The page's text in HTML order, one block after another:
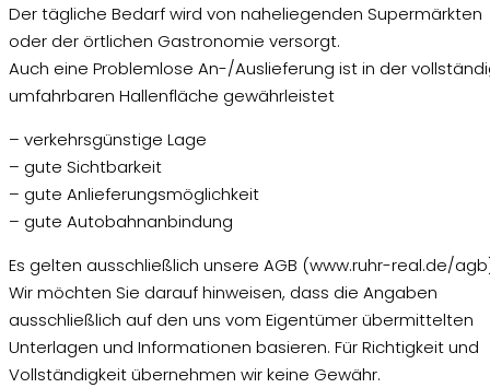
Der tägliche Bedarf wird von naheliegenden Supermärkten
oder der örtlichen Gastronomie versorgt.
Auch eine Problemlose An-/Auslieferung ist in der
umfahrbaren Hallenfläche gewährleistet
– verkehrsgünstige Lage
– gute Sichtbarkeit
– gute Anlieferungsmöglichkeit
– gute Autobahnanbindung
Es gelten ausschließlich unsere AGB (www.ruhr-real.de/
Wir möchten Sie darauf hinweisen, dass die Angaben
ausschließlich auf den uns vom Eigentümer übermittelten
Unterlagen und Informationen basieren. Für Richtigkeit und
Vollständigkeit übernehmen wir keine Gewähr.